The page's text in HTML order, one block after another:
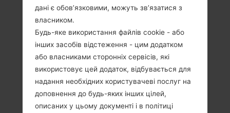
дані є обов’язковими, можуть зв’язатися з
власником.
Будь-яке використання файлів cookie - або
інших засобів відстеження - цим додатком
або власниками сторонніх сервісів, які
використовує цей додаток, відбувається для
надання необхідних користувачеві послуг на
доповнення до будь-яких інших цілей,
описаних у цьому документі і в політиці